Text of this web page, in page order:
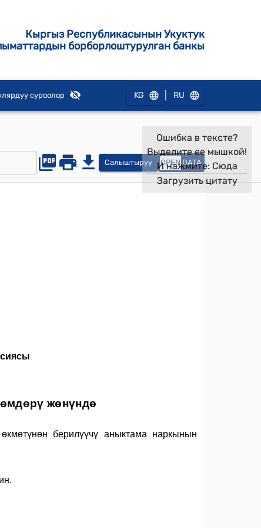
Кыргыз Республикасынын Укуктук
борборлоштурулган банкы
суроолор KG RU
Салыштыруу OPEN DATA
Ошибка в тексте?
Выделите ее мышкой!
И нажмите: Сюда
Загрузить цитату